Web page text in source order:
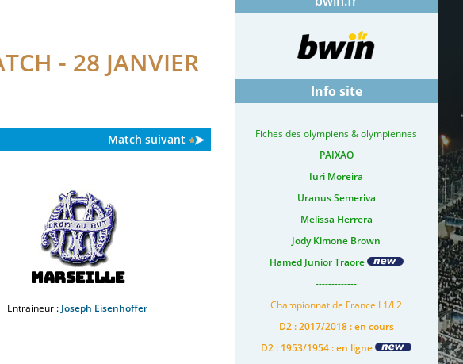
- 28 JANVIER
Match suivant
Marseille
Entraineur : Joseph Eisenhoffer
Info site
Fiches des olympiens & olympiennes
PAIXAO
Iuri Moreira
Uranus Semeriva
Melissa Herrera
Jody Kimone Brown
Hamed Junior Traore
-------------
Championnat de France L1/L2
D2 : 2017/2018 : en cours
D2 : 1953/1954 : en ligne